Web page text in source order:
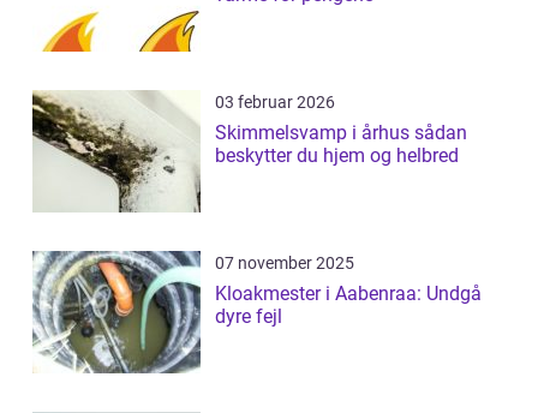
03 februar 2026
Skimmelsvamp i århus sådan
beskytter du hjem og helbred
07 november 2025
Kloakmester i Aabenraa: Undgå
dyre fejl